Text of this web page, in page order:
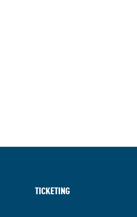
TICKETING